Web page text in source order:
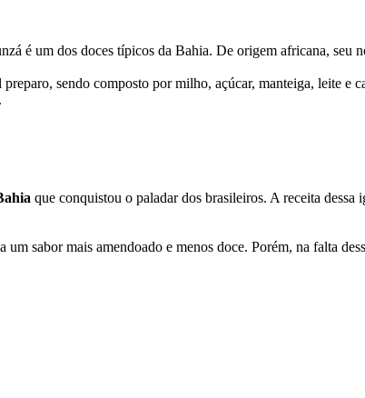
é um dos doces típicos da Bahia. De origem africana,
sendo composto por milho, açúcar, manteiga, leite e
que conquistou o paladar dos brasileiros. A receita
sabor mais amendoado e menos doce. Porém, na falta